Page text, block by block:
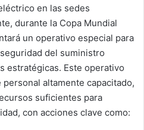
en las sedes
durante la Copa Mundial
un operativo especial para
del suministro
estratégicas. Este operativo
altamente capacitado,
suficientes para
con acciones clave como: